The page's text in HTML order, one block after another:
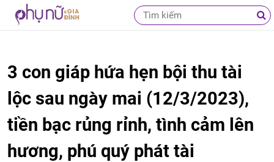
3 con giáp hứa hẹn bội thu tài
lộc sau ngày mai (12/3/2023),
tiền bạc rủng rỉnh, tình cảm lên
hương, phú quý phát tài